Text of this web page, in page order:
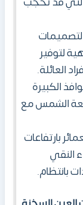
لتوفير
العائلة.
الكبيرة
الشمس مع
بارتفاعات
النقي
بانتظام.